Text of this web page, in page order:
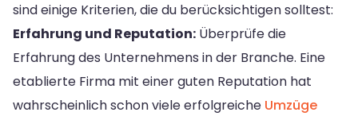
sind einige Kriterien, die du berücksichtigen solltest:
Erfahrung und Reputation: Überprüfe die
Erfahrung des Unternehmens in der Branche. Eine
etablierte Firma mit einer guten Reputation hat
wahrscheinlich schon viele erfolgreiche Umzüge